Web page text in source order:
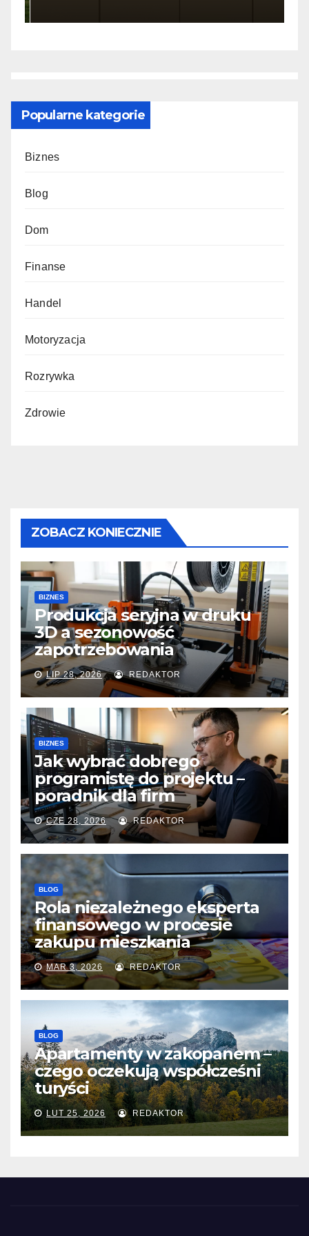
Popularne kategorie
Biznes
Blog
Dom
Finanse
Handel
Motoryzacja
Rozrywka
Zdrowie
ZOBACZ KONIECZNIE
BIZNES
Produkcja seryjna w druku
3D a sezonowość
zapotrzebowania
LIP 28, 2026 REDAKTOR
BIZNES
Jak wybrać dobrego
programistę do projektu –
poradnik dla firm
CZE 28, 2026 REDAKTOR
BLOG
Rola niezależnego eksperta
finansowego w procesie
zakupu mieszkania
MAR 3, 2026 REDAKTOR
BLOG
Apartamenty w zakopanem –
czego oczekują współcześni
turyści
LUT 25, 2026 REDAKTOR